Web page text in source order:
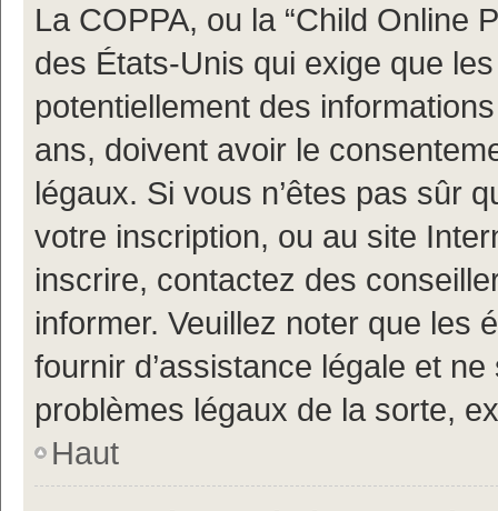
La COPPA, ou la “Child Online
des États-Unis qui exige que
potentiellement des
ans, doivent avoir le
légaux. Si vous n’êtes pas sûr
votre inscription, ou au site
inscrire, contactez des
informer. Veuillez noter que les
fournir d’assistance légale et
problèmes légaux de la sorte,
Haut